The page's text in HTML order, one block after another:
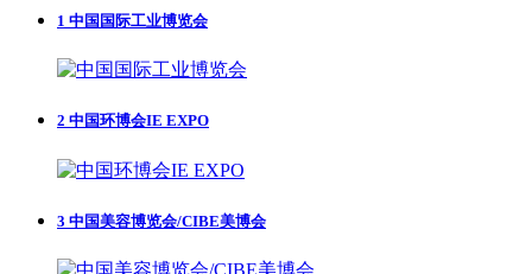
1 中国国际工业博览会
2 中国环博会IE EXPO
3 中国美容博览会/CIBE美博会